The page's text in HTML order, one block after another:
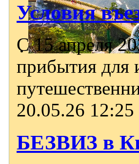
Условия
С 15 апреля
прибытия для
20.05.26 12:25
БЕЗВИЗ в